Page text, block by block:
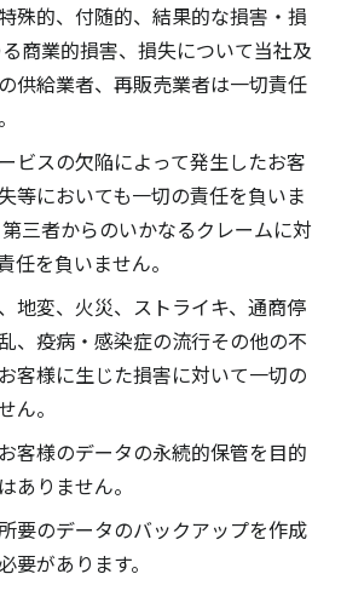
殊的、付随的、結果的な損害・損
商業的損害、損失について当社及
供給業者、再販売業者は一切責任
ビスの欠陥によって発生したお客
等においても一切の責任を負いま
三者からのいかなるクレームに対
任を負いません。
地変、火災、ストライキ、通商停
、疫病・感染症の流行その他の不
客様に生じた損害に対いて一切の
ん。
客様のデータの永続的保管を目的
ありません。
要のデータのバックアップを作成
要があります。